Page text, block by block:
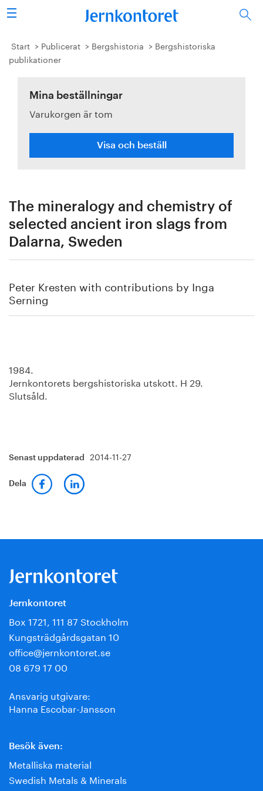
Sök
Stålindustrin
Forskning/utbildning
Energi/miljö
Vi tycker
Bildbank
Om oss
Start Publicerat Bergshistoria
Bergshistoriska
publikationer
Mina beställningar
Varukorgen är tom
Visa och beställ
The mineralogy and chemistry of
selected ancient iron slags from
Dalarna, Sweden
Peter Kresten with contributions by Inga
Serning
1984.
Jernkontorets bergshistoriska utskott. H 29.
Slutsåld.
Senast uppdaterad 2014-11-27
Dela
Jernkontoret
Box 1721, 111 87 Stockholm
Kungsträdgårdsgatan 10
office@jernkontoret.se
08 679 17 00
Ansvarig utgivare:
Hanna Escobar-Jansson
Besök även:
Metalliska material
Swedish Metals & Minerals